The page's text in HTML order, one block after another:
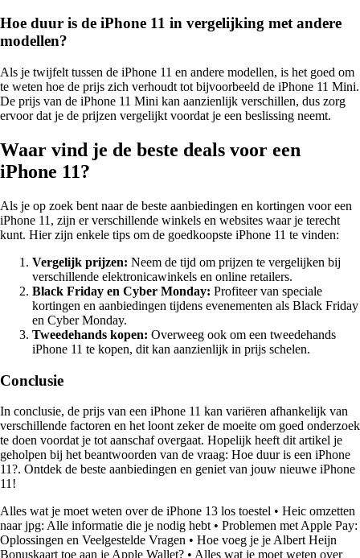
Hoe duur is de iPhone 11 in vergelijking met andere
modellen?
Als je twijfelt tussen de iPhone 11 en andere modellen, is het goed om
te weten hoe de prijs zich verhoudt tot bijvoorbeeld de iPhone 11 Mini.
De prijs van de iPhone 11 Mini kan aanzienlijk verschillen, dus zorg
ervoor dat je de prijzen vergelijkt voordat je een beslissing neemt.
Waar vind je de beste deals voor een
iPhone 11?
Als je op zoek bent naar de beste aanbiedingen en kortingen voor een
iPhone 11, zijn er verschillende winkels en websites waar je terecht
kunt. Hier zijn enkele tips om de goedkoopste iPhone 11 te vinden:
Vergelijk prijzen: Neem de tijd om prijzen te vergelijken bij
verschillende elektronicawinkels en online retailers.
Black Friday en Cyber Monday: Profiteer van speciale
kortingen en aanbiedingen tijdens evenementen als Black Friday
en Cyber Monday.
Tweedehands kopen: Overweeg ook om een tweedehands
iPhone 11 te kopen, dit kan aanzienlijk in prijs schelen.
Conclusie
In conclusie, de prijs van een iPhone 11 kan variëren afhankelijk van
verschillende factoren en het loont zeker de moeite om goed onderzoek
te doen voordat je tot aanschaf overgaat. Hopelijk heeft dit artikel je
geholpen bij het beantwoorden van de vraag: Hoe duur is een iPhone
11?. Ontdek de beste aanbiedingen en geniet van jouw nieuwe iPhone
11!
Alles wat je moet weten over de iPhone 13 los toestel • Heic omzetten
naar jpg: Alle informatie die je nodig hebt • Problemen met Apple Pay:
Oplossingen en Veelgestelde Vragen • Hoe voeg je je Albert Heijn
Bonuskaart toe aan je Apple Wallet? • Alles wat je moet weten over